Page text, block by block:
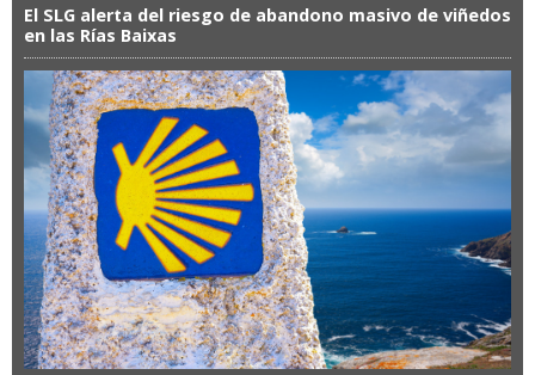
El SLG alerta del riesgo de abandono masivo de viñedos
en las Rías Baixas